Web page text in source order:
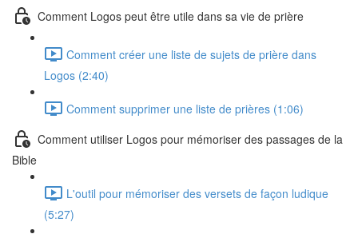
Comment Logos peut être utile dans sa vie de prière
Comment créer une liste de sujets de prière dans
Logos (2:40)
Comment supprimer une liste de prières (1:06)
Comment utiliser Logos pour mémoriser des passages de la
Bible
L'outil pour mémoriser des versets de façon ludique
(5:27)